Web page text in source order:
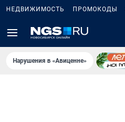
НЕДВИЖИМОСТЬ ПРОМОКОДЫ
Нарушения в «Авиценне»